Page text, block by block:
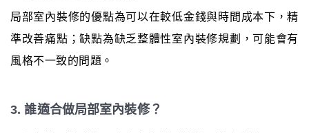
局部室內裝修的優點為可以在較低金錢與時間成本下，精
準改善痛點；缺點為缺乏整體性室內裝修規劃，可能會有
風格不一致的問題。
3. 誰適合做局部室內裝修？